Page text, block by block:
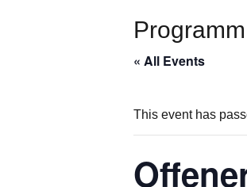
Programm
« All Events
This event has